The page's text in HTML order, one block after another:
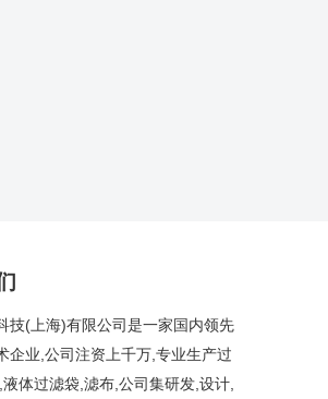
技(上海)有限公司是一家国内领先
企业,公司注资上千万,专业生产过
体过滤袋,滤布,公司集研发,设计,